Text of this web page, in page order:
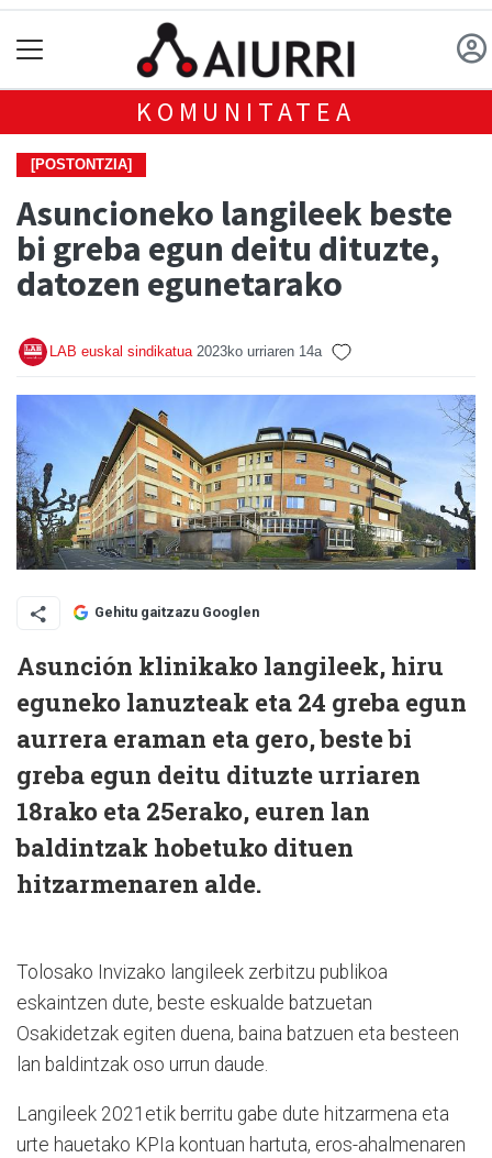
KOMUNITATEA
[POSTONTZIA]
Asuncioneko langileek beste
bi greba egun deitu dituzte,
datozen egunetarako
LAB euskal sindikatua 2023ko urriaren 14a
Gehitu gaitzazu Googlen
Asunción klinikako langileek, hiru
eguneko lanuzteak eta 24 greba egun
aurrera eraman eta gero, beste bi
greba egun deitu dituzte urriaren
18rako eta 25erako, euren lan
baldintzak hobetuko dituen
hitzarmenaren alde.
Tolosako Invizako langileek zerbitzu publikoa
eskaintzen dute, beste eskualde batzuetan
Osakidetzak egiten duena, baina batzuen eta besteen
lan baldintzak oso urrun daude.
Langileek 2021etik berritu gabe dute hitzarmena eta
urte hauetako KPIa kontuan hartuta, eros-ahalmenaren